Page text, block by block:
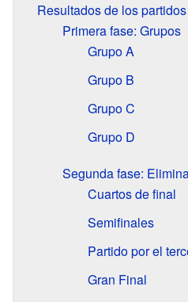
Resultados de los partidos
Primera fase: Grupos
Grupo A
Grupo B
Grupo C
Grupo D
Segunda fase:
Cuartos de final
Semifinales
Partido por el
Gran Final